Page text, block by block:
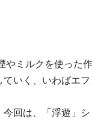
ミルクを使った
いく、いわばエ
回は、「浮遊」